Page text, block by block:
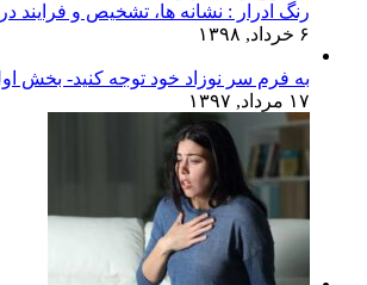
رنگ ادرار : نشانه ها، تشخیص و فرایند
۶ خرداد, ۱۳۹۸
به فرم سر نوزاد خود توجه کنید- بخش
۱۷ مرداد, ۱۳۹۷